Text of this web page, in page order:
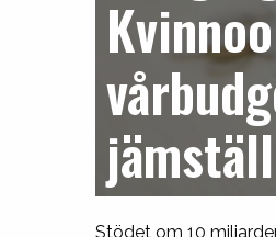
Stödet om 10